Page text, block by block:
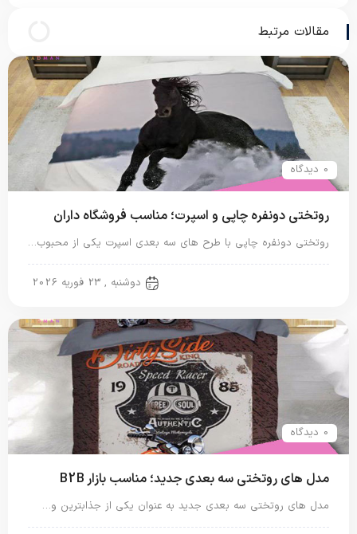
مقالات مرتبط
0 دیدگاه
روتختی دونفره چاپی و اسپرت؛ مناسب فروشگاه داران
روتختی دونفره چاپی با طرح های سه بعدی اسپرت یکی از محبوب…
دوشنبه , 23 فوریه 2026
0 دیدگاه
مدل های روتختی سه بعدی جدید؛ مناسب بازار B2B
مدل های روتختی سه بعدی جدید به عنوان یکی از جذابترین و…